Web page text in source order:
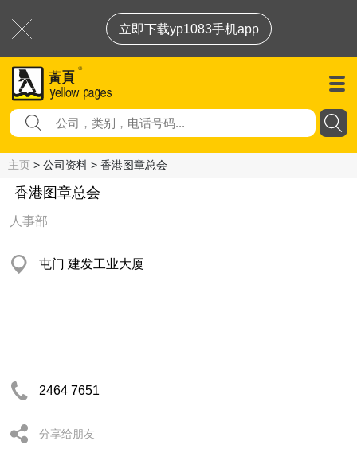
立即下载yp1083手机app
主页 > 公司资料 > 香港图章总会
香港图章总会
人事部
屯门 建发工业大厦
2464 7651
分享给朋友